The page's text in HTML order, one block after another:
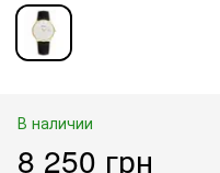
В наличии
8 250 грн